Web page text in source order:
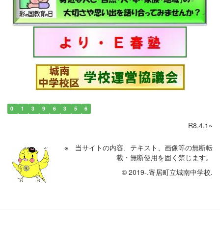
0 1 3 9 6 3 5 6
R8.4.1~
※ 当サイトの内容、テキスト、画像等の無断転
載・無断使用を固く禁じます。
© 2019-.寄居町立城南中学校.